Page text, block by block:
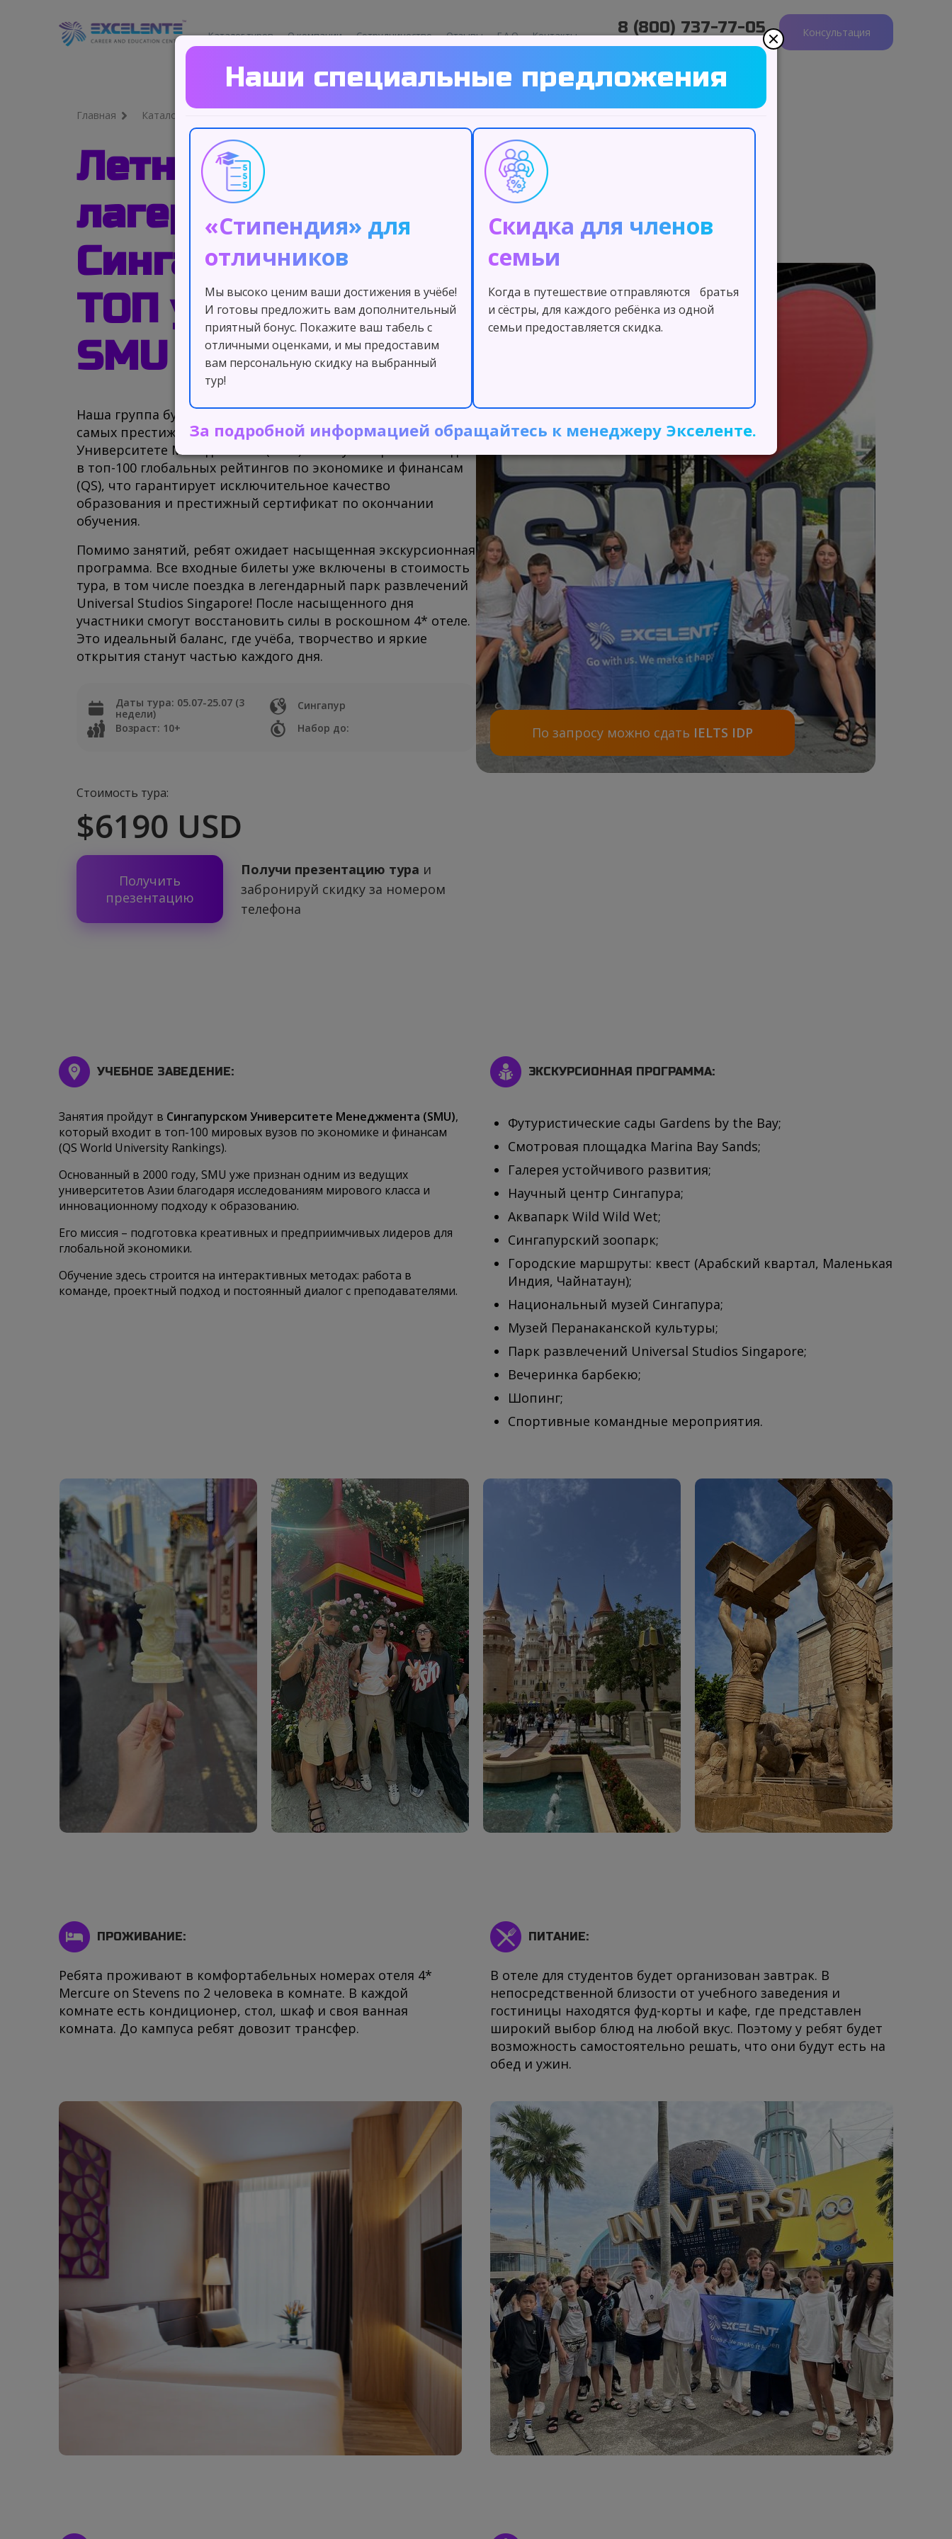
Каталог туров О компании Сотрудничество Отзывы F.A.Q Контакты 8 (800) 737-77-05
ПН-ПТ; 10:00-20:00
Консультация
Главная Каталог туров
Летний языковой
лагерь в
Сингапуре на базе
ТОП университета
SMU
Наша группа будет изучать английский язык в одном из
самых престижных вузов мира – Сингапурском
Университете Менеджмента (SMU). Этот университет входит
в топ-100 глобальных рейтингов по экономике и финансам
(QS), что гарантирует исключительное качество
образования и престижный сертификат по окончании
обучения.
Помимо занятий, ребят ожидает насыщенная экскурсионная
программа. Все входные билеты уже включены в стоимость
тура, в том числе поездка в легендарный парк развлечений
Universal Studios Singapore! После насыщенного дня
участники смогут восстановить силы в роскошном 4* отеле.
Это идеальный баланс, где учёба, творчество и яркие
открытия станут частью каждого дня.
Даты тура: 05.07-25.07 (3
недели)
Сингапур
Возраст: 10+
Набор до:
Стоимость тура:
$6190 USD
Получить
презентацию
Получи презентацию тура и
забронируй скидку за номером
телефона
По запросу можно сдать IELTS IDP
УЧЕБНОЕ ЗАВЕДЕНИЕ:
Занятия пройдут в Сингапурском Университете Менеджмента (SMU),
который входит в топ-100 мировых вузов по экономике и финансам
(QS World University Rankings).
Основанный в 2000 году, SMU уже признан одним из ведущих
университетов Азии благодаря исследованиям мирового класса и
инновационному подходу к образованию.
Его миссия – подготовка креативных и предприимчивых лидеров для
глобальной экономики.
Обучение здесь строится на интерактивных методах: работа в
команде, проектный подход и постоянный диалог с преподавателями.
ЭКСКУРСИОННАЯ ПРОГРАММА:
Футуристические сады Gardens by the Bay;
Смотровая площадка Marina Bay Sands;
Галерея устойчивого развития;
Научный центр Сингапура;
Аквапарк Wild Wild Wet;
Сингапурский зоопарк;
Городские маршруты: квест (Арабский квартал, Маленькая
Индия, Чайнатаун);
Национальный музей Сингапура;
Музей Перанаканской культуры;
Парк развлечений Universal Studios Singapore;
Вечеринка барбекю;
Шопинг;
Спортивные командные мероприятия.
ПРОЖИВАНИЕ:
Ребята проживают в комфортабельных номерах отеля 4*
Mercure on Stevens по 2 человека в комнате. В каждой
комнате есть кондиционер, стол, шкаф и своя ванная
комната. До кампуса ребят довозит трансфер.
ПИТАНИЕ:
В отеле для студентов будет организован завтрак. В
непосредственной близости от учебного заведения и
гостиницы находятся фуд-корты и кафе, где представлен
широкий выбор блюд на любой вкус. Поэтому у ребят будет
возможность самостоятельно решать, что они будут есть на
обед и ужин.
Наши специальные предложения
«Стипендия» для
отличников
Мы высоко ценим ваши достижения в учёбе!
И готовы предложить вам дополнительный
приятный бонус. Покажите ваш табель с
отличными оценками, и мы предоставим
вам персональную скидку на выбранный
тур!
Скидка для членов
семьи
Когда в путешествие отправляются братья
и сёстры, для каждого ребёнка из одной
семьи предоставляется скидка.
За подробной информацией обращайтесь к менеджеру Экселенте.